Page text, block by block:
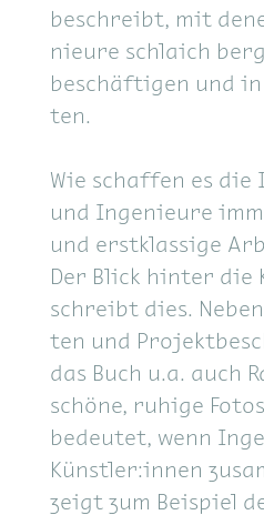
be­schreibt, mit
nieu­re schlaich
be­schäf­ti­gen und
ten.
Wie schaf­fen es
und Ingenieure
und erst­klas­si­ge
Der Blick hin­ter die
schreibt dies.
ten und
das Buch u.a. auch
schö­ne, ru­hi­ge
be­deu­tet, wenn
Künst­ler:innen
zeigt zum Bei­spiel